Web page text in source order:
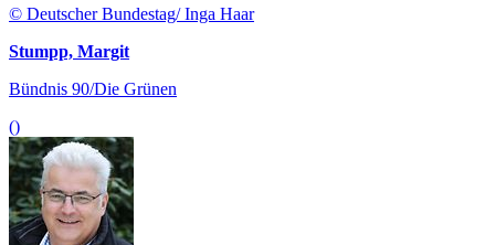
© Deutscher Bundestag/ Inga Haar
Stumpp, Margit
Bündnis 90/Die Grünen
()